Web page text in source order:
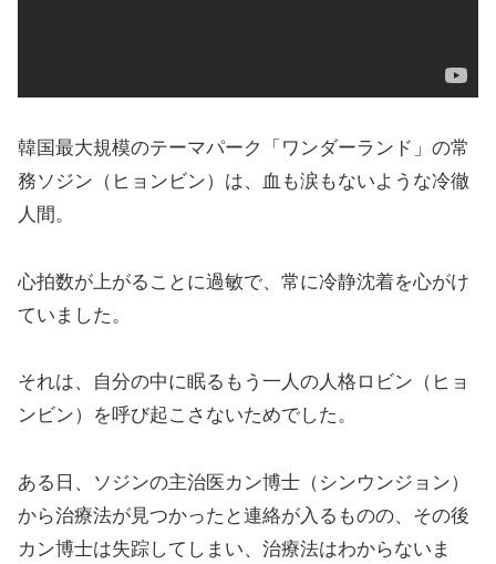
韓国最大規模のテーマパーク「ワンダーランド」の常
務ソジン（ヒョンビン）は、血も涙もないような冷徹
人間。
心拍数が上がることに過敏で、常に冷静沈着を心がけ
ていました。
それは、自分の中に眠るもう一人の人格ロビン（ヒョ
ンビン）を呼び起こさないためでした。
ある日、ソジンの主治医カン博士（シンウンジョン）
から治療法が見つかったと連絡が入るものの、その後
カン博士は失踪してしまい、治療法はわからないま